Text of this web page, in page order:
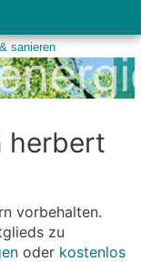
herbert
vorbehalten.
zu
oder kostenlos